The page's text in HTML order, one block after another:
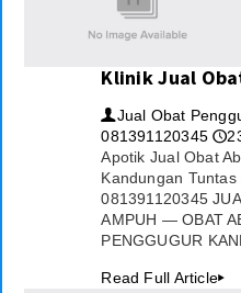
Klinik Jual
👤Jual Obat
081391120345 🕔
Apotik Jual Obat
Kandungan
081391120345
AMPUH — OBAT
PENGGUGUR
Read Full Article▸